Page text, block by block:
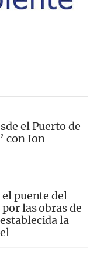
el Puerto de
con Ion
puente del
las obras de
la